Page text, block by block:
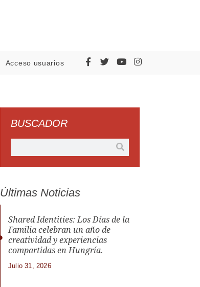
Acceso usuarios
BUSCADOR
Últimas Noticias
Shared Identities: Los Días de la
Familia celebran un año de
creatividad y experiencias
compartidas en Hungría.
Julio 31, 2026